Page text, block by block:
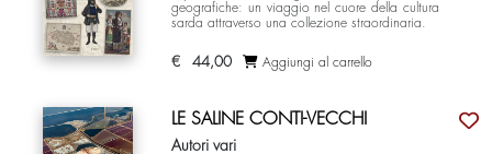
geografiche: un viaggio nel cuore della cultura
sarda attraverso una collezione straordinaria.
€ 44,00 Aggiungi al carrello
LE SALINE CONTI-VECCHI
Autori vari